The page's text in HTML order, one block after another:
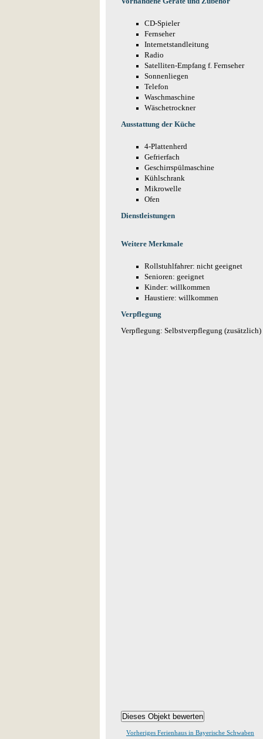
CD-Spieler
Fernseher
Internetstandleitung
Radio
Satelliten-Empfang f. Fernseher
Sonnenliegen
Telefon
Waschmaschine
Wäschetrockner
Ausstattung der Küche
4-Plattenherd
Gefrierfach
Geschirrspülmaschine
Kühlschrank
Mikrowelle
Ofen
Dienstleistungen
Weitere Merkmale
Rollstuhlfahrer: nicht geeignet
Senioren: geeignet
Kinder: willkommen
Haustiere: willkommen
Verpflegung
Verpflegung: Selbstverpflegung (zusätzlich)
Vorheriges Ferienhaus in Bayerische Schwaben